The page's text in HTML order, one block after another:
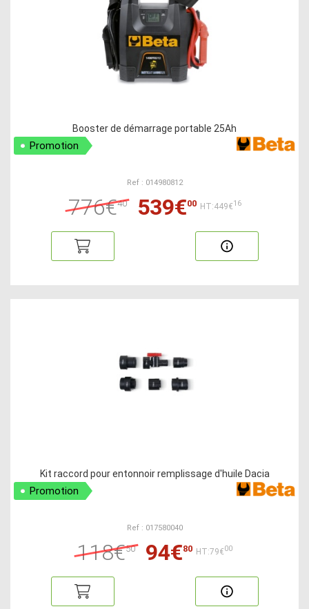
Booster de démarrage portable 25Ah
Promotion
Ref : 014980812
776€40 539€00 HT:449€16
Kit raccord pour entonnoir remplissage d'huile Dacia
Promotion
Ref : 017580040
118€50 94€80 HT:79€00